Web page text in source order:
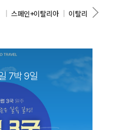
스페인+이탈리아 이탈리아+스위
7박 9일